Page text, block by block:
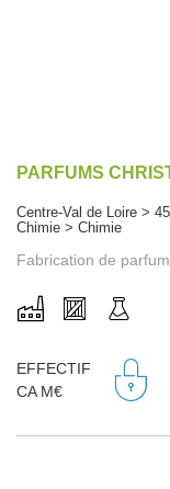
PARFUMS
Centre-Val de Loire >
Chimie > Chimie
Fabrication de
EFFECTIF
CA M€